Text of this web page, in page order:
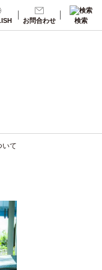
お問合わせ 検索
いて